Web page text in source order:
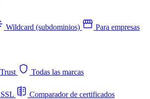
Wildcard (subdominios)
Para empresas
Todas las marcas
Comparador de certificados